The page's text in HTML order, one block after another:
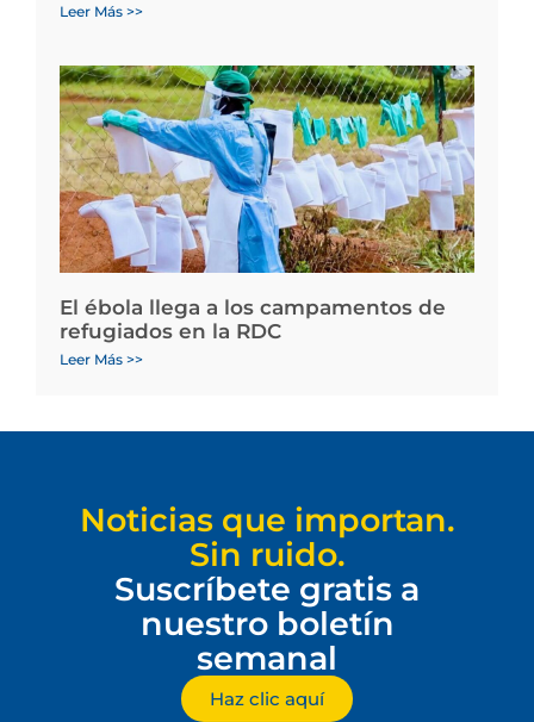
Leer Más >>
El ébola llega a los campamentos de
refugiados en la RDC
Leer Más >>
Noticias que importan.
Sin ruido.
Suscríbete gratis a
nuestro boletín
semanal
Haz clic aquí